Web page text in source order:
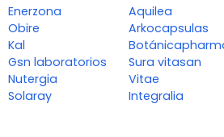
Enerzona
Obire
Kal
Gsn laboratorios
Nutergia
Solaray
Aquilea
Arkocapsulas
Sura vitasan
Vitae
Integralia